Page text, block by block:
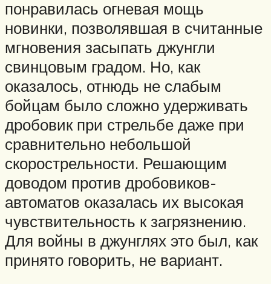
понравилась огневая мощь
новинки, позволявшая в считанные
мгновения засыпать джунгли
свинцовым градом. Но, как
оказалось, отнюдь не слабым
бойцам было сложно удерживать
дробовик при стрельбе даже при
сравнительно небольшой
скорострельности. Решающим
доводом против дробовиков-
автоматов оказалась их высокая
чувствительность к загрязнению.
Для войны в джунглях это был, как
принято говорить, не вариант.